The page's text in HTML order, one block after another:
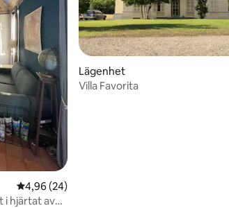
4,96 av 5 i genomsnittligt betyg, 24
4,96 (24)
i hjärtat av
Lägenhet
Villa Favorita